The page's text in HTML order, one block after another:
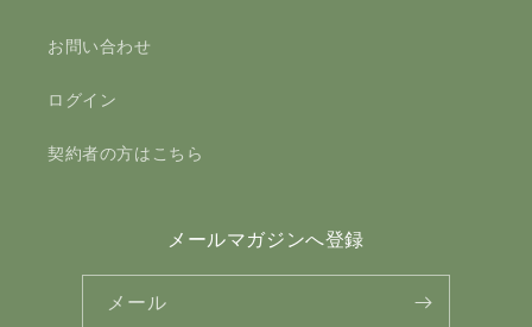
お問い合わせ
ログイン
契約者の方はこちら
メールマガジンへ登録
メール